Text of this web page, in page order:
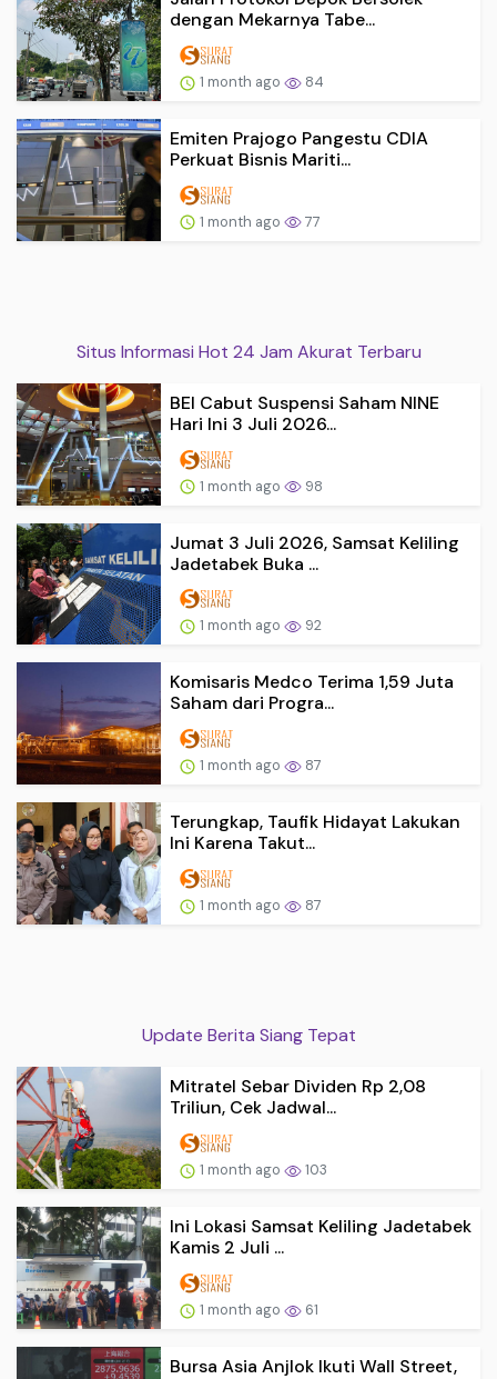
dengan Mekarnya Tabe...
1 month ago 84
Emiten Prajogo Pangestu CDIA
Perkuat Bisnis Mariti...
1 month ago 77
Situs Informasi Hot 24 Jam Akurat Terbaru
BEI Cabut Suspensi Saham NINE
Hari Ini 3 Juli 2026...
1 month ago 98
Jumat 3 Juli 2026, Samsat Keliling
Jadetabek Buka ...
1 month ago 92
Komisaris Medco Terima 1,59 Juta
Saham dari Progra...
1 month ago 87
Terungkap, Taufik Hidayat Lakukan
Ini Karena Takut...
1 month ago 87
Update Berita Siang Tepat
Mitratel Sebar Dividen Rp 2,08
Triliun, Cek Jadwal...
1 month ago 103
Ini Lokasi Samsat Keliling Jadetabek
Kamis 2 Juli ...
1 month ago 61
Bursa Asia Anjlok Ikuti Wall Street,